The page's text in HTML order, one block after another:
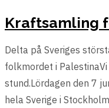
Kraftsamling
Delta på Sveriges
folkmordet i
stund.Lördagen den 7
hela Sverige i